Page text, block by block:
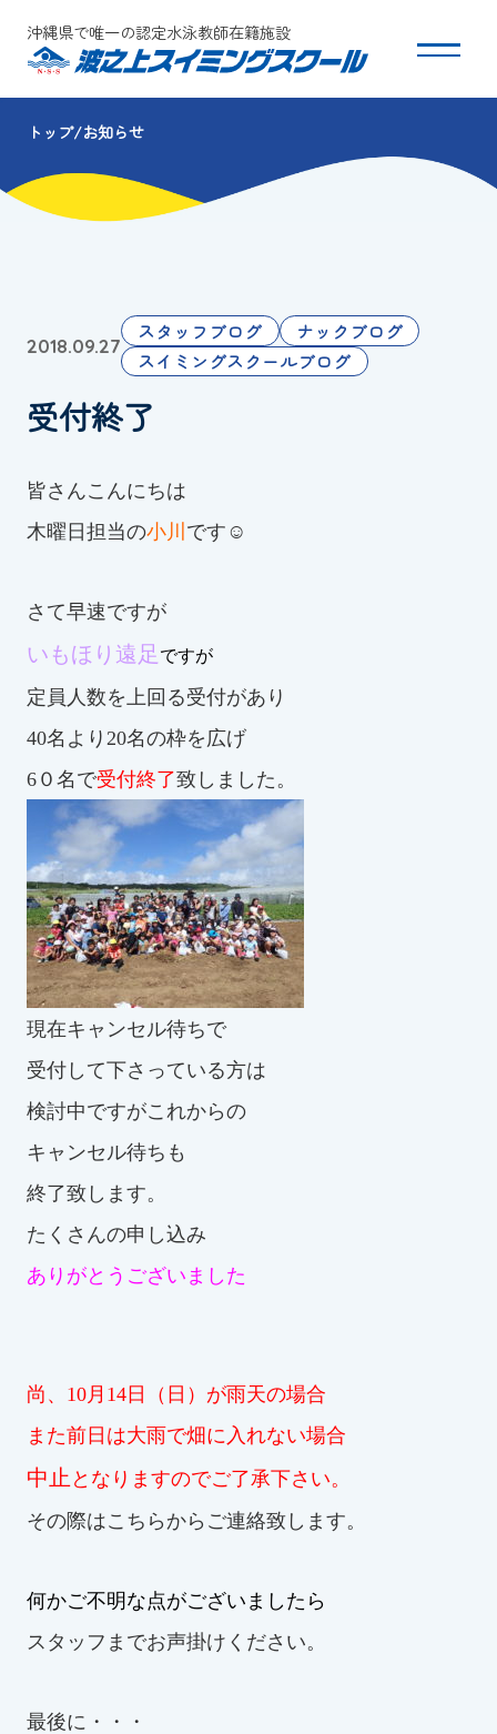
沖縄県で唯一の認定水泳教師在籍施設
スクールについて
コース・クラス紹介
団体会員募集
保護者の方へ
採用情報
お知らせ
カレンダー
波スイタイムズ
お問い合わせ
Tel.098-863-7264
平日 9:00～22:00｜土祝 9:00～21:00
メールでお問い合わせ
スイミングスクールの
体験申し込みはこちら!
トップ お知らせ
2018.09.27
スタッフブログ
ナックブログ
スイミングスクールブログ
受付終了
皆さんこんにちは
木曜日担当の小川 です☺
さて早速ですが
いもほり遠足 ですが
定員人数を上回る受付があり
40名より20名の枠を広げ
6０名で受付終了致しました。
現在キャンセル待ちで
受付して下さっている方は
検討中ですがこれからの
キャンセル待ちも
終了致します。
たくさんの申し込み
ありがとうございました
尚、10月14日（日）が雨天の場合
また前日は大雨で畑に入れない場合
中止 となりますのでご了承下さい。
その際はこちらからご連絡致します。
何かご不明な点がございましたら
スタッフまでお声掛けください。
最後に・・・